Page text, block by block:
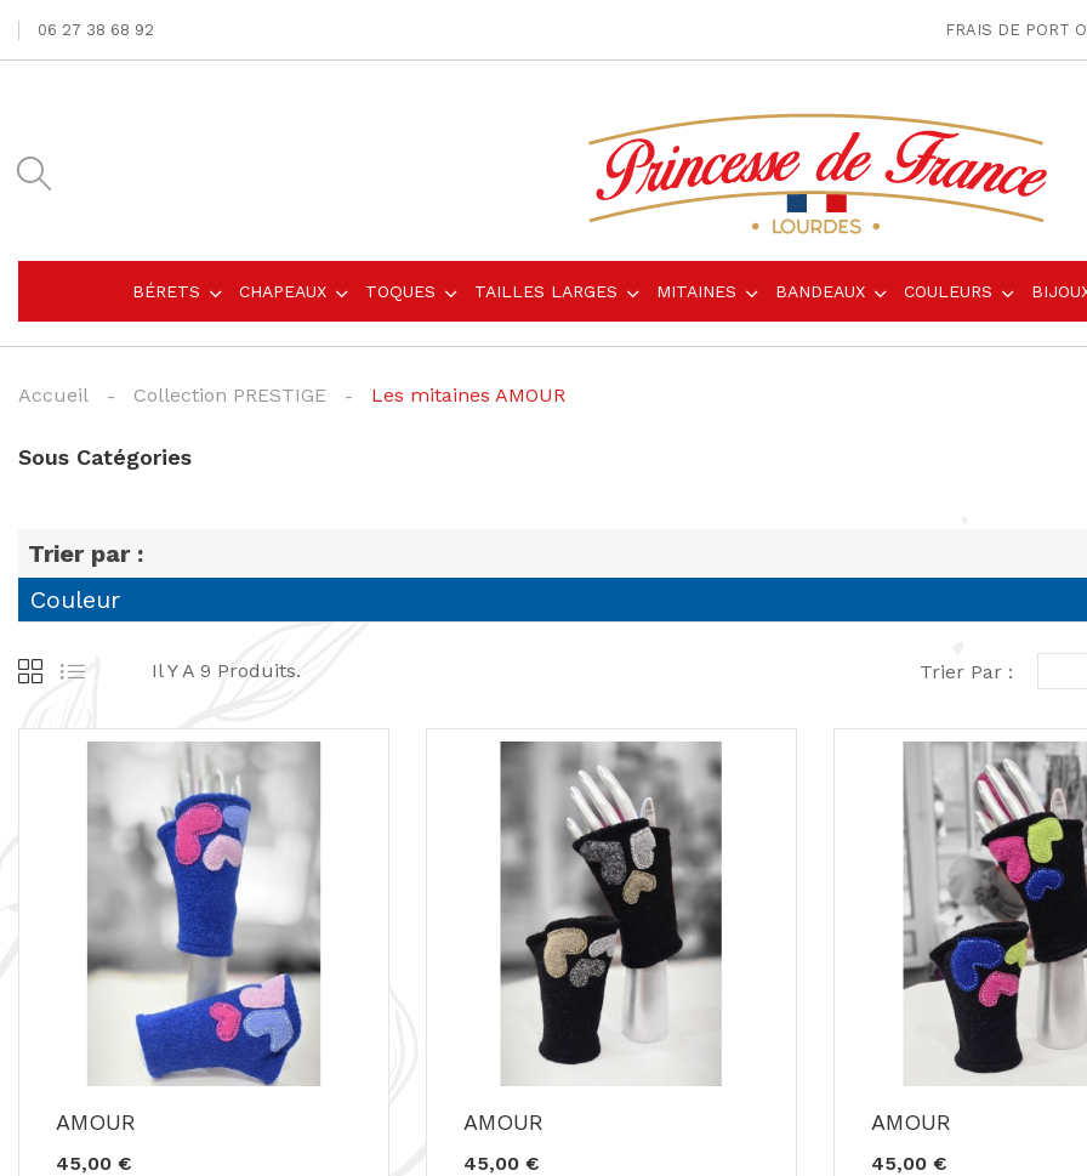
06 27 38 68 92 FRAIS DE PORT
BÉRETS CHAPEAUX TOQUES TAILLES LARGES MITAINES BANDEAUX COULEURS
Accueil Collection PRESTIGE Les mitaines AMOUR
Sous Catégories
Trier par :
Couleur
Il Y A 9 Produits. Trier Par :
AMOUR
45,00 €
AMOUR
45,00 €
AMOUR
45,00 €